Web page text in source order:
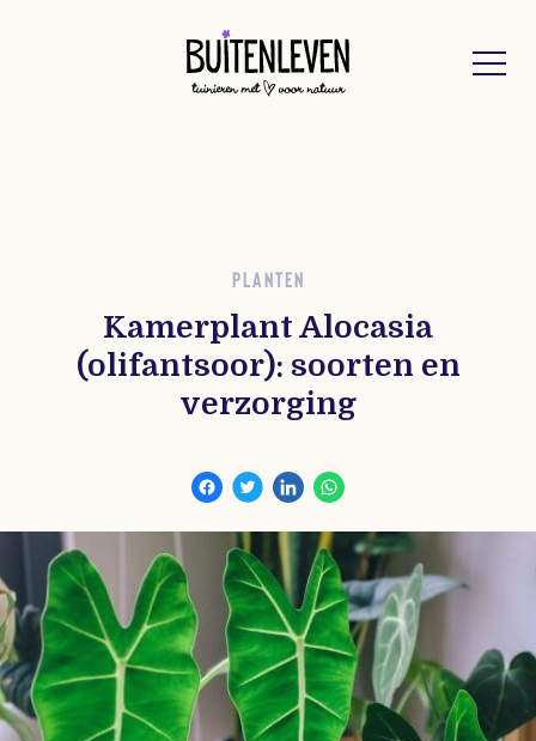
PLANTEN
Kamerplant Alocasia
(olifantsoor): soorten en
verzorging